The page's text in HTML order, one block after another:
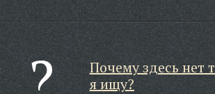
Почему здесь нет
я ищу?